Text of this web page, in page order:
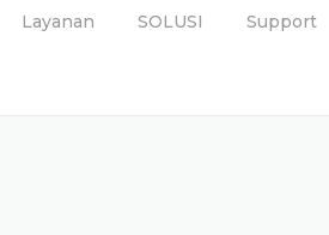
Layanan SOLUSI Support